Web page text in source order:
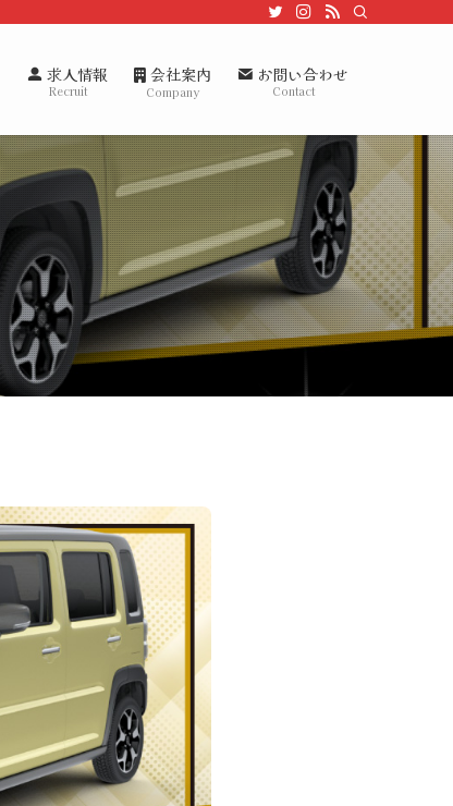
求人情報
Recruit
会社案内
Company
お問い合わせ
Contact